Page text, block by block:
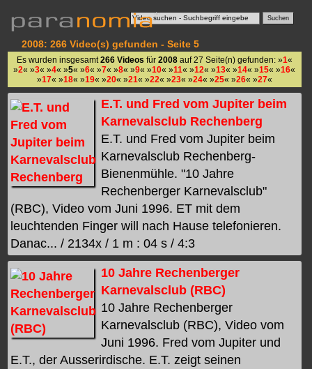
2008: 266 Video(s) gefunden - Seite 5
Es wurden insgesamt 266 Videos für 2008auf 27 Seite(n) gefunden: »1«
»2« »3« »4« »5« »6« »7« »8« »9« »10« »11« »12« »13« »14« »15« »16«
»17« »18« »19« »20« »21« »22« »23« »24« »25« »26« »27«
E.T. und Fred vom Jupiter beim
Karnevalsclub Rechenberg
E.T. und Fred vom Jupiter beim
Karnevalsclub Rechenberg-
Bienenmühle. "10 Jahre
Rechenberger Karnevalsclub"
(RBC), Video vom Juni 1996. ET mit dem
leuchtenden Finger will nach Hause telefonieren.
Danac... / 2134x / 1 m : 04 s / 4:3
10 Jahre Rechenberger
Karnevalsclub (RBC)
10 Jahre Rechenberger
Karnevalsclub (RBC), Video vom
Juni 1996. Fred vom Jupiter und
E.T., der Ausserirdische. E.T. zeigt seinen